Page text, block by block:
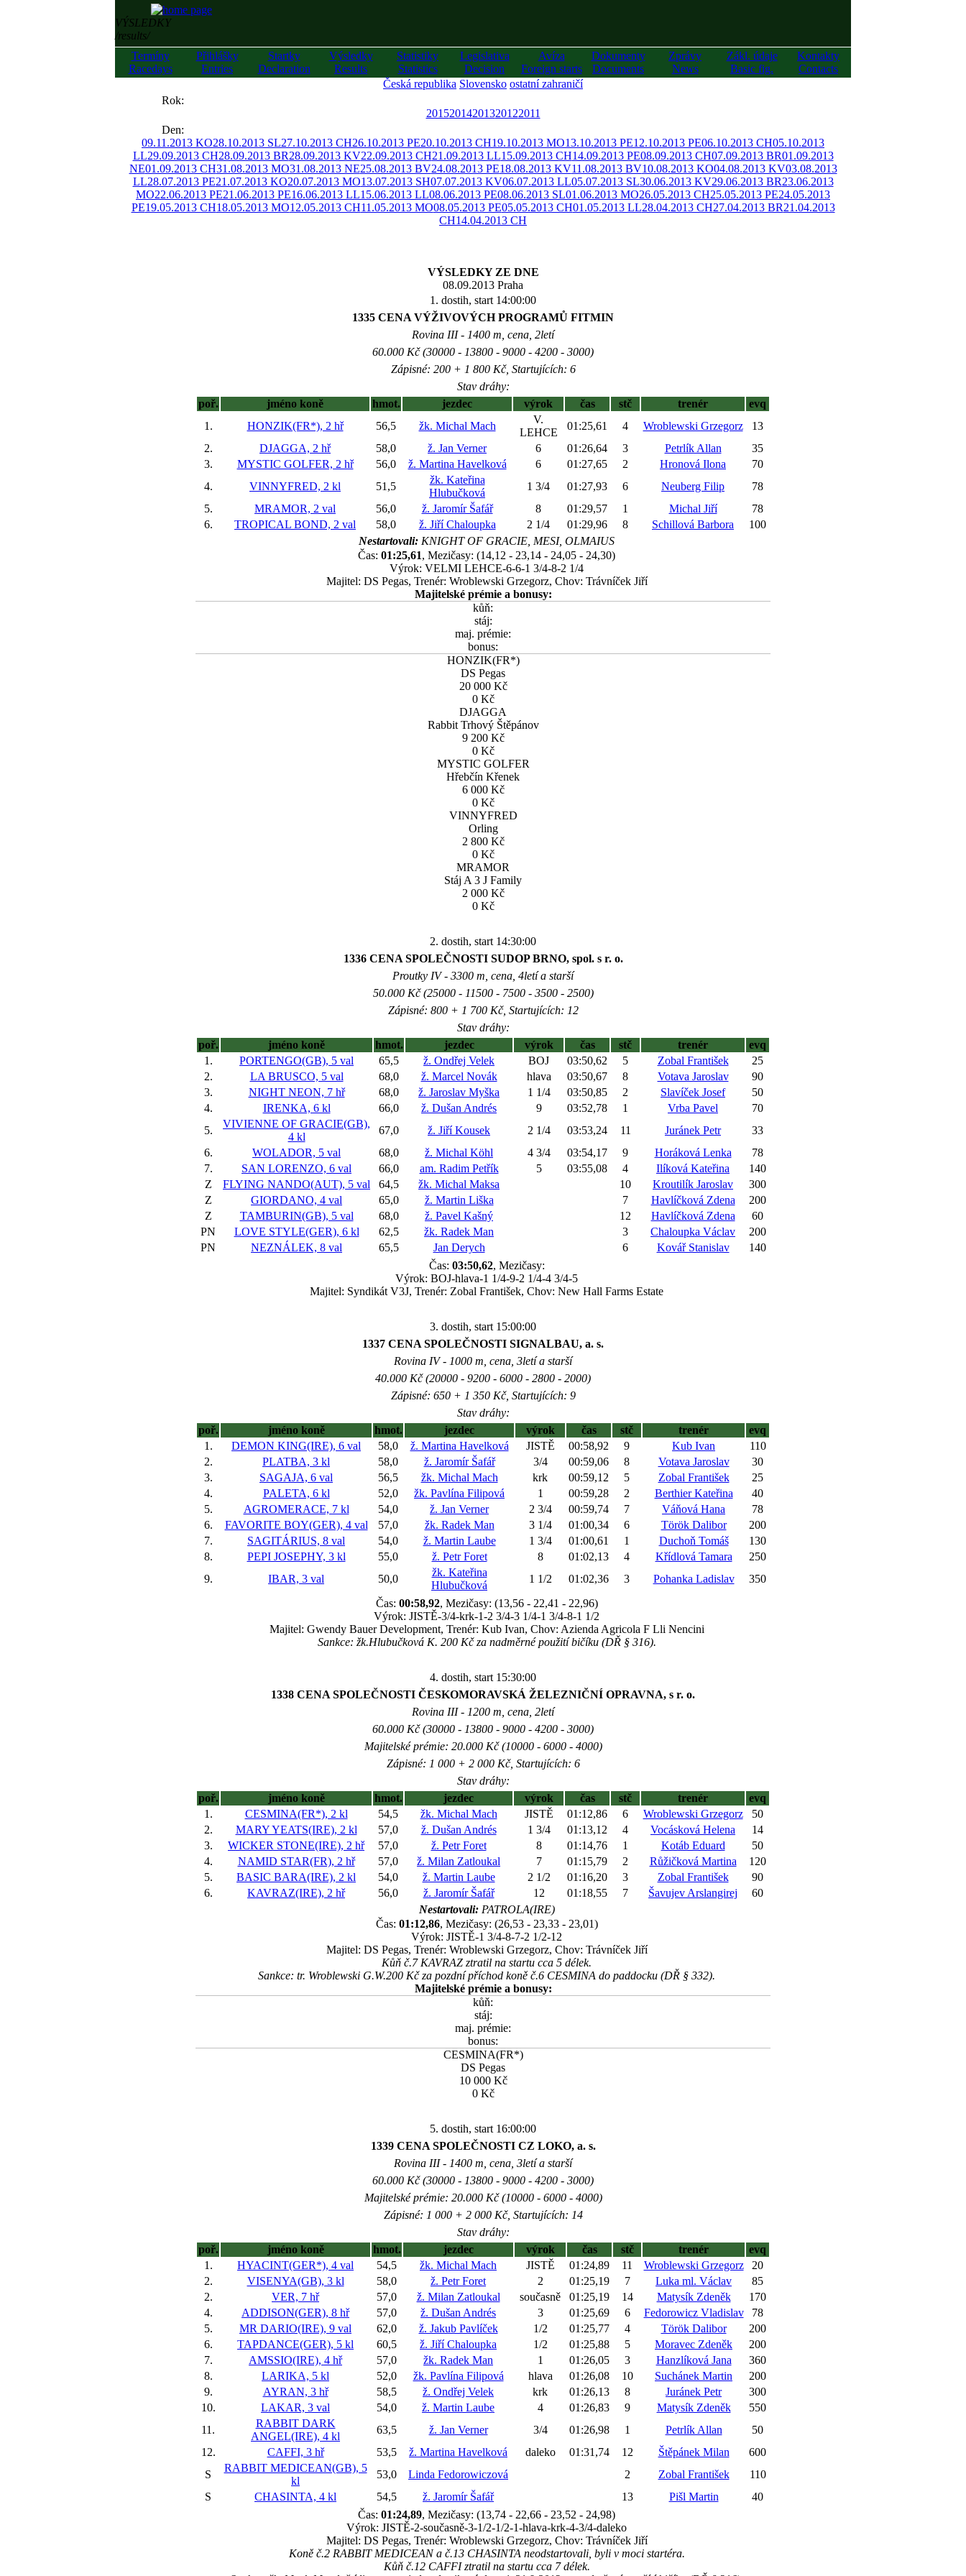
VÝSLEDKY
/results/
Termíny
Racedays
Přihlášky
Entries
Startky
Declaration
Výsledky
Results
Statistiky
Statistics
Legislativa
Decision
Avíza
Foreign starts
Dokumenty
Documents
Zprávy
News
Zákl. údaje
Basic fig.
Kontakty
Contacts
Česká republika Slovensko ostatní zahraničí
Rok:
20152014201320122011
Den:
09.11.2013 KO28.10.2013 SL27.10.2013 CH26.10.2013 PE20.10.2013 CH19.10.2013 MO13.10.2013 PE12.10.2013 PE06.10.2013 CH05.10.2013
LL29.09.2013 CH28.09.2013 BR28.09.2013 KV22.09.2013 CH21.09.2013 LL15.09.2013 CH14.09.2013 PE08.09.2013 CH07.09.2013 BR01.09.2013
NE01.09.2013 CH31.08.2013 MO31.08.2013 NE25.08.2013 BV24.08.2013 PE18.08.2013 KV11.08.2013 BV10.08.2013 KO04.08.2013 KV03.08.2013
LL28.07.2013 PE21.07.2013 KO20.07.2013 MO13.07.2013 SH07.07.2013 KV06.07.2013 LL05.07.2013 SL30.06.2013 KV29.06.2013 BR23.06.2013
MO22.06.2013 PE21.06.2013 PE16.06.2013 LL15.06.2013 LL08.06.2013 PE08.06.2013 SL01.06.2013 MO26.05.2013 CH25.05.2013 PE24.05.2013
PE19.05.2013 CH18.05.2013 MO12.05.2013 CH11.05.2013 MO08.05.2013 PE05.05.2013 CH01.05.2013 LL28.04.2013 CH27.04.2013 BR21.04.2013
CH14.04.2013 CH
VÝSLEDKY ZE DNE
08.09.2013 Praha
1. dostih, start 14:00:00
1335 CENA VÝŽIVOVÝCH PROGRAMŮ FITMIN
Rovina III - 1400 m, cena, 2letí
60.000 Kč (30000 - 13800 - 9000 - 4200 - 3000)
Zápisné: 200 + 1 800 Kč, Startujících: 6
Stav dráhy:
poř.
jméno koně hmot. jezdec výrok čas stč trenér
evq
1.
HONZIK(FR*), 2 hř 56,5 žk. Michal Mach
V.
LEHCE
01:25,61 4 Wroblewski Grzegorz
13
2.
DJAGGA, 2 hř 58,0 ž. Jan Verner 6 01:26,64 3 Petrlík Allan
35
3.
MYSTIC GOLFER, 2 hř 56,0 ž. Martina Havelková 6 01:27,65 2 Hronová Ilona
70
4.
VINNYFRED, 2 kl 51,5
žk. Kateřina
Hlubučková
1 3/4 01:27,93 6 Neuberg Filip
78
5.
MRAMOR, 2 val 56,0 ž. Jaromír Šafář 8 01:29,57 1 Michal Jiří
78
6.
TROPICAL BOND, 2 val 58,0 ž. Jiří Chaloupka 2 1/4 01:29,96 8 Schillová Barbora
100
Nestartovali: KNIGHT OF GRACIE, MESI, OLMAIUS
Čas: 01:25,61, Mezičasy: (14,12 - 23,14 - 24,05 - 24,30)
Výrok: VELMI LEHCE-6-6-1 3/4-8-2 1/4
Majitel: DS Pegas, Trenér: Wroblewski Grzegorz, Chov: Trávníček Jiří
Majitelské prémie a bonusy:
kůň:
stáj:
maj. prémie:
bonus:
HONZIK(FR*)
DS Pegas
20 000 Kč
0 Kč
DJAGGA
Rabbit Trhový Štěpánov
9 200 Kč
0 Kč
MYSTIC GOLFER
Hřebčín Křenek
6 000 Kč
0 Kč
VINNYFRED
Orling
2 800 Kč
0 Kč
MRAMOR
Stáj A 3 J Family
2 000 Kč
0 Kč
2. dostih, start 14:30:00
1336 CENA SPOLEČNOSTI SUDOP BRNO, spol. s r. o.
Proutky IV - 3300 m, cena, 4letí a starší
50.000 Kč (25000 - 11500 - 7500 - 3500 - 2500)
Zápisné: 800 + 1 700 Kč, Startujících: 12
Stav dráhy:
poř.
jméno koně hmot. jezdec výrok čas stč trenér
evq
1.
PORTENGO(GB), 5 val 65,5 ž. Ondřej Velek BOJ 03:50,62 5 Zobal František
25
2.
LA BRUSCO, 5 val 68,0 ž. Marcel Novák hlava 03:50,67 8 Votava Jaroslav
90
3.
NIGHT NEON, 7 hř 68,0 ž. Jaroslav Myška 1 1/4 03:50,85 2 Slavíček Josef
50
4.
IRENKA, 6 kl 66,0 ž. Dušan Andrés 9 03:52,78 1 Vrba Pavel
70
5.
VIVIENNE OF GRACIE(GB),
4 kl
67,0 ž. Jiří Kousek 2 1/4 03:53,24 11 Juránek Petr
33
6.
WOLADOR, 5 val 68,0 ž. Michal Köhl 4 3/4 03:54,17 9 Horáková Lenka
78
7.
SAN LORENZO, 6 val 66,0 am. Radim Petřík 5 03:55,08 4 Ilíková Kateřina
140
Z
FLYING NANDO(AUT), 5 val 64,5 žk. Michal Maksa 10 Kroutilík Jaroslav
300
Z
GIORDANO, 4 val 65,0 ž. Martin Liška 7 Havlíčková Zdena
200
Z
TAMBURIN(GB), 5 val 68,0 ž. Pavel Kašný 12 Havlíčková Zdena
60
PN
LOVE STYLE(GER), 6 kl 62,5 žk. Radek Man 3 Chaloupka Václav
200
PN
NEZNÁLEK, 8 val 65,5 Jan Derych 6 Kovář Stanislav
140
Čas: 03:50,62, Mezičasy:
Výrok: BOJ-hlava-1 1/4-9-2 1/4-4 3/4-5
Majitel: Syndikát V3J, Trenér: Zobal František, Chov: New Hall Farms Estate
3. dostih, start 15:00:00
1337 CENA SPOLEČNOSTI SIGNALBAU, a. s.
Rovina IV - 1000 m, cena, 3letí a starší
40.000 Kč (20000 - 9200 - 6000 - 2800 - 2000)
Zápisné: 650 + 1 350 Kč, Startujících: 9
Stav dráhy:
poř.
jméno koně hmot. jezdec výrok čas stč trenér
evq
1.
DEMON KING(IRE), 6 val 58,0 ž. Martina Havelková JISTĚ 00:58,92 9 Kub Ivan
110
2.
PLATBA, 3 kl 58,0 ž. Jaromír Šafář 3/4 00:59,06 8 Votava Jaroslav
30
3.
SAGAJA, 6 val 56,5 žk. Michal Mach krk 00:59,12 5 Zobal František
25
4.
PALETA, 6 kl 52,0 žk. Pavlína Filipová 1 00:59,28 2 Berthier Kateřina
40
5.
AGROMERACE, 7 kl 54,0 ž. Jan Verner 2 3/4 00:59,74 7 Váňová Hana
78
6.
FAVORITE BOY(GER), 4 val 57,0 žk. Radek Man 3 1/4 01:00,34 6 Török Dalibor
200
7.
SAGITÁRIUS, 8 val 54,0 ž. Martin Laube 1 3/4 01:00,61 1 Duchoň Tomáš
130
8.
PEPI JOSEPHY, 3 kl 55,0 ž. Petr Foret 8 01:02,13 4 Křídlová Tamara
250
9.
IBAR, 3 val 50,0
žk. Kateřina
Hlubučková
1 1/2 01:02,36 3 Pohanka Ladislav
350
Čas: 00:58,92, Mezičasy: (13,56 - 22,41 - 22,96)
Výrok: JISTĚ-3/4-krk-1-2 3/4-3 1/4-1 3/4-8-1 1/2
Majitel: Gwendy Bauer Development, Trenér: Kub Ivan, Chov: Azienda Agricola F Lli Nencini
Sankce: žk.Hlubučková K. 200 Kč za nadměrné použití bičíku (DŘ § 316).
4. dostih, start 15:30:00
1338 CENA SPOLEČNOSTI ČESKOMORAVSKÁ ŽELEZNIČNÍ OPRAVNA, s r. o.
Rovina III - 1200 m, cena, 2letí
60.000 Kč (30000 - 13800 - 9000 - 4200 - 3000)
Majitelské prémie: 20.000 Kč (10000 - 6000 - 4000)
Zápisné: 1 000 + 2 000 Kč, Startujících: 6
Stav dráhy:
poř.
jméno koně hmot. jezdec výrok čas stč trenér
evq
1.
CESMINA(FR*), 2 kl 54,5 žk. Michal Mach JISTĚ 01:12,86 6 Wroblewski Grzegorz
50
2.
MARY YEATS(IRE), 2 kl 57,0 ž. Dušan Andrés 1 3/4 01:13,12 4 Vocásková Helena
14
3.
WICKER STONE(IRE), 2 hř 57,0 ž. Petr Foret 8 01:14,76 1 Kotáb Eduard
50
4.
NAMID STAR(FR), 2 hř 57,0 ž. Milan Zatloukal 7 01:15,79 2 Růžičková Martina
120
5.
BASIC BARA(IRE), 2 kl 54,0 ž. Martin Laube 2 1/2 01:16,20 3 Zobal František
90
6.
KAVRAZ(IRE), 2 hř 56,0 ž. Jaromír Šafář 12 01:18,55 7 Šavujev Arslangirej
60
Nestartovali:PATROLA(IRE)
Čas: 01:12,86, Mezičasy: (26,53 - 23,33 - 23,01)
Výrok: JISTĚ-1 3/4-8-7-2 1/2-12
Majitel: DS Pegas, Trenér: Wroblewski Grzegorz, Chov: Trávníček Jiří
Kůň č.7 KAVRAZ ztratil na startu cca 5 délek.
Sankce: tr. Wroblewski G.W.200 Kč za pozdní příchod koně č.6 CESMINA do paddocku (DŘ § 332).
Majitelské prémie a bonusy:
kůň:
stáj:
maj. prémie:
bonus:
CESMINA(FR*)
DS Pegas
10 000 Kč
0 Kč
5. dostih, start 16:00:00
1339 CENA SPOLEČNOSTI CZ LOKO, a. s.
Rovina III - 1400 m, cena, 3letí a starší
60.000 Kč (30000 - 13800 - 9000 - 4200 - 3000)
Majitelské prémie: 20.000 Kč (10000 - 6000 - 4000)
Zápisné: 1 000 + 2 000 Kč, Startujících: 14
Stav dráhy:
poř.
jméno koně hmot. jezdec výrok čas stč trenér
evq
1.
HYACINT(GER*), 4 val 54,5 žk. Michal Mach JISTĚ 01:24,89 11 Wroblewski Grzegorz
20
2.
VISENYA(GB), 3 kl 58,0 ž. Petr Foret 2 01:25,19 7 Luka ml. Václav
85
2.
VER, 7 hř 57,0 ž. Milan Zatloukal současně 01:25,19 14 Matysík Zdeněk
170
4.
ADDISON(GER), 8 hř 57,0 ž. Dušan Andrés 3 01:25,69 6 Fedorowicz Vladislav
78
5.
MR DARIO(IRE), 9 val 62,0 ž. Jakub Pavlíček 1/2 01:25,77 4 Török Dalibor
200
6.
TAPDANCE(GER), 5 kl 60,5 ž. Jiří Chaloupka 1/2 01:25,88 5 Moravec Zdeněk
200
7.
AMSSIO(IRE), 4 hř 57,0 žk. Radek Man 1 01:26,05 3 Hanzlíková Jana
360
8.
LARIKA, 5 kl 52,0 žk. Pavlína Filipová hlava 01:26,08 10 Suchánek Martin
200
9.
AYRAN, 3 hř 58,5 ž. Ondřej Velek krk 01:26,13 8 Juránek Petr
300
10.
LAKAR, 3 val 54,0 ž. Martin Laube 4 01:26,83 9 Matysík Zdeněk
550
11.
RABBIT DARK
ANGEL(IRE), 4 kl
63,5 ž. Jan Verner 3/4 01:26,98 1 Petrlík Allan
50
12.
CAFFI, 3 hř 53,5 ž. Martina Havelková daleko 01:31,74 12 Štěpánek Milan
600
S
RABBIT MEDICEAN(GB), 5
kl
53,0 Linda Fedorowiczová 2 Zobal František
110
S
CHASINTA, 4 kl 54,5 ž. Jaromír Šafář 13 Pišl Martin
40
Čas: 01:24,89, Mezičasy: (13,74 - 22,66 - 23,52 - 24,98)
Výrok: JISTĚ-2-současně-3-1/2-1/2-1-hlava-krk-4-3/4-daleko
Majitel: DS Pegas, Trenér: Wroblewski Grzegorz, Chov: Trávníček Jiří
Koně č.2 RABBIT MEDICEAN a č.13 CHASINTA neodstartovali, byli v moci startéra.
Kůň č.12 CAFFI ztratil na startu cca 7 délek.